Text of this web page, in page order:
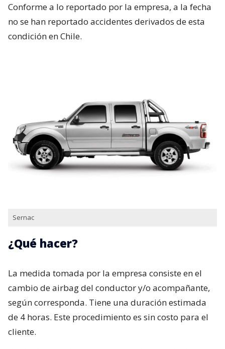
Conforme a lo reportado por la empresa, a la fecha
no se han reportado accidentes derivados de esta
condición en Chile.
Sernac
¿Qué hacer?
La medida tomada por la empresa consiste en el
cambio de airbag del conductor y/o acompañante,
según corresponda. Tiene una duración estimada
de 4 horas. Este procedimiento es sin costo para el
cliente.